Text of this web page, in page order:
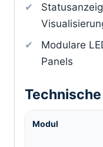
Modulare
Panels
Modul